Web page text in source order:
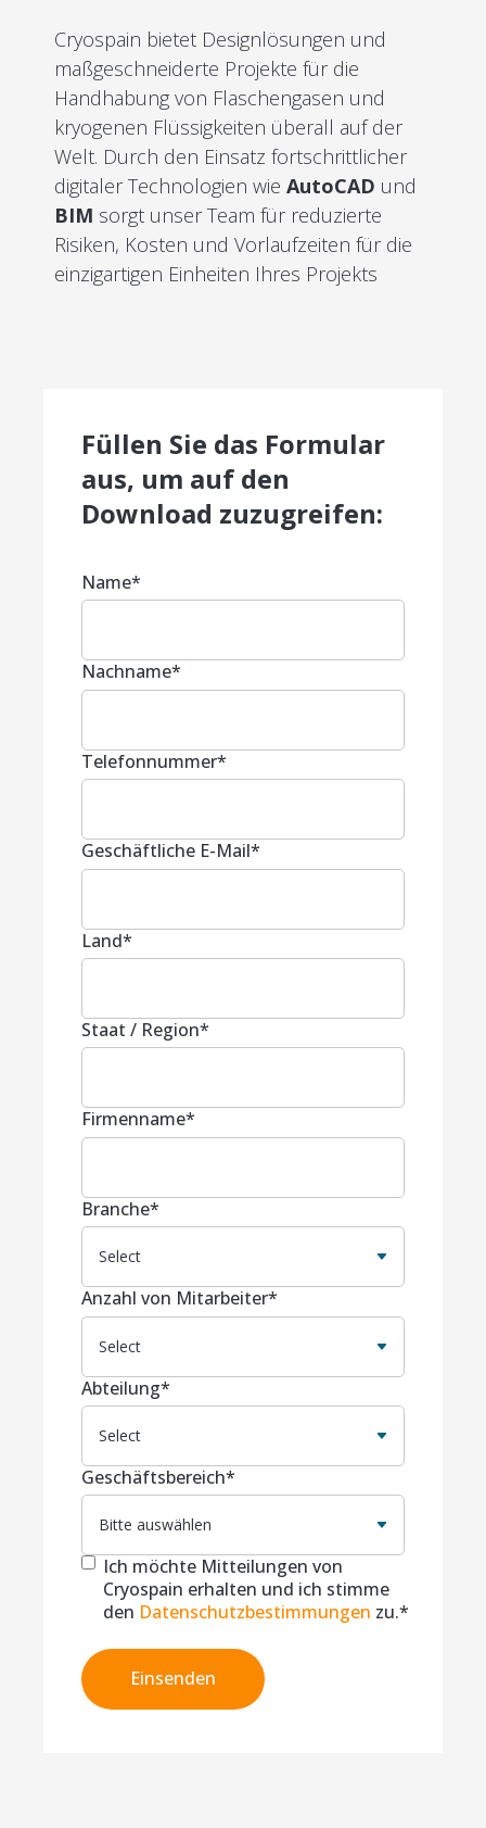
Cryospain bietet Designlösungen und
maßgeschneiderte Projekte für die
Handhabung von Flaschengasen und
kryogenen Flüssigkeiten überall auf der
Welt. Durch den Einsatz fortschrittlicher
digitaler Technologien wie AutoCAD und
BIM sorgt unser Team für reduzierte
Risiken, Kosten und Vorlaufzeiten für die
einzigartigen Einheiten Ihres Projekts
Füllen Sie das Formular
aus, um auf den
Download zuzugreifen:
Name*
Nachname*
Telefonnummer*
Geschäftliche E-Mail*
Land*
Staat / Region*
Firmenname*
Branche*
Anzahl von Mitarbeiter*
Abteilung*
Geschäftsbereich*
Ich möchte Mitteilungen von
Cryospain erhalten und ich stimme
den Datenschutzbestimmungen zu.*